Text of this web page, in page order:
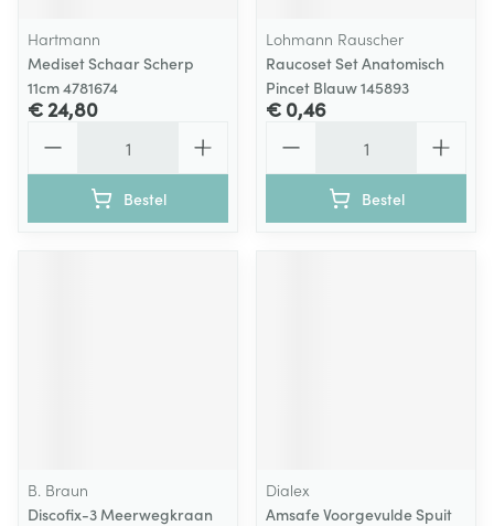
Hartmann
Mediset Schaar Scherp
11cm 4781674
€ 24,80
Bestel
Lohmann Rauscher
Raucoset Set Anatomisch
Pincet Blauw 145893
€ 0,46
Bestel
B. Braun
Discofix-3 Meerwegkraan
Dialex
Amsafe Voorgevulde Spuit